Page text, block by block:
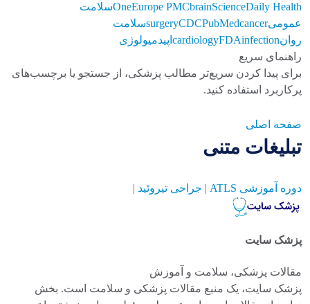
OneEurope PMCbrainScienceDaily Health
سلامت
عمومی
surgeryCDCPubMedcancer
سلامت
روان
cardiologyFDAinfection
اپیدمیولوژی
راهنمای سریع
برای پیدا کردن سریع‌تر مطالب پزشکی، از جستجو یا برچسب‌های
پرکاربرد استفاده کنید.
صفحه اصلی
تبلیغات متنی
دوره آموزشی ATLS | جراحی تیروئید |
پزشک سایت
مقالات پزشکی، سلامت و آموزش
پزشک سایت، یک منبع مقالات پزشکی و سلامت است. بخش